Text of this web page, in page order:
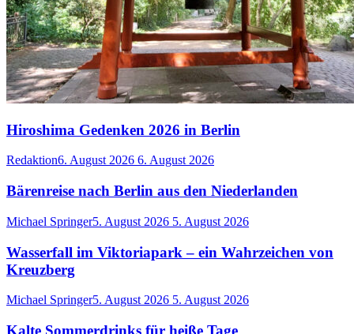
Hiroshima Gedenken 2026 in Berlin
Redaktion6. August 2026 6. August 2026
Bärenreise nach Berlin aus den Niederlanden
Michael Springer5. August 2026 5. August 2026
Wasserfall im Viktoriapark – ein Wahrzeichen von
Kreuzberg
Michael Springer5. August 2026 5. August 2026
Kalte Sommerdrinks für heiße Tage